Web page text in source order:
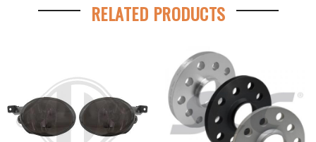
RELATED PRODUCTS